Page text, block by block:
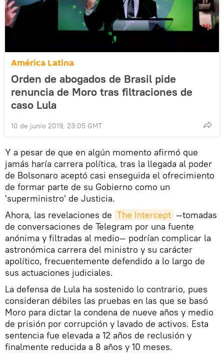
América Latina
Orden de abogados de Brasil pide
renuncia de Moro tras filtraciones de
caso Lula
10 de junio 2019, 23:05 GMT
Y a pesar de que en algún momento afirmó que
jamás haría carrera política, tras la llegada al poder
de Bolsonaro aceptó casi enseguida el ofrecimiento
de formar parte de su Gobierno como un
'superministro' de Justicia.
Ahora, las revelaciones de The Intercept —tomadas
de conversaciones de Telegram por una fuente
anónima y filtradas al medio— podrían complicar la
astronómica carrera del ministro y su carácter
apolítico, frecuentemente defendido a lo largo de
sus actuaciones judiciales.
La defensa de Lula ha sostenido lo contrario, pues
consideran débiles las pruebas en las que se basó
Moro para dictar la condena de nueve años y medio
de prisión por corrupción y lavado de activos. Esta
sentencia fue elevada a 12 años de reclusión y
finalmente reducida a 8 años y 10 meses.